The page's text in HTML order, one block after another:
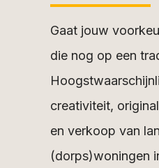
Gaat jouw
die nog op een
creativiteit,
en verkoop van
(dorps)woningen